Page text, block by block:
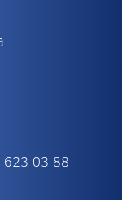
623 03 88